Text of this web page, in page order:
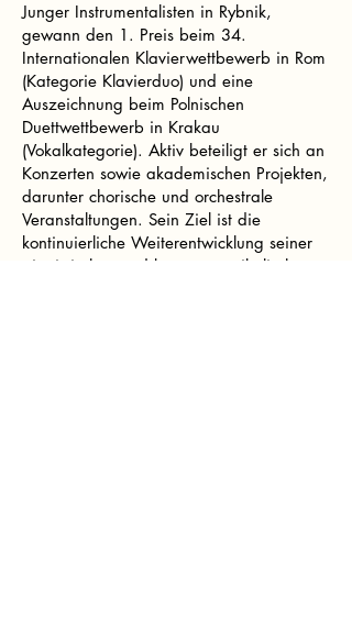
Junger Instrumentalisten in Rybnik,
gewann den 1. Preis beim 34.
Internationalen Klavierwettbewerb in Rom
(Kategorie Klavierduo) und eine
Auszeichnung beim Polnischen
Duettwettbewerb in Krakau
(Vokalkategorie). Aktiv beteiligt er sich an
Konzerten sowie akademischen Projekten,
darunter chorische und orchestrale
Veranstaltungen. Sein Ziel ist die
kontinuierliche Weiterentwicklung seiner
pianistischen und kammermusikalischen